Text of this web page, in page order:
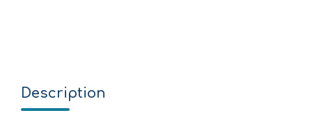
Description